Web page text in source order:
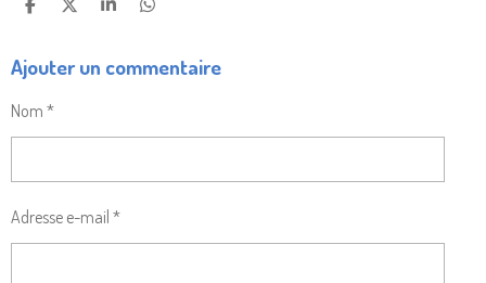
P
T
A
E
R
P
T
A
R
P
T
A
R
P
T
A
R
Ajouter un commentaire
Nom *
Adresse e-mail *